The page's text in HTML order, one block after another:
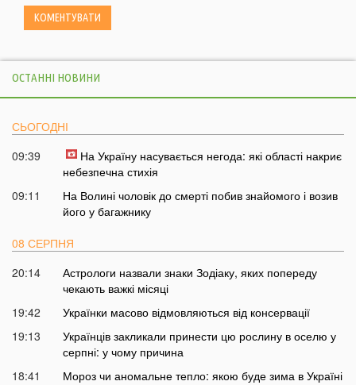
ОСТАННІ НОВИНИ
СЬОГОДНІ
09:39
На Україну насувається негода: які області накриє
небезпечна стихія
09:11
На Волині чоловік до смерті побив знайомого і возив
його у багажнику
08 СЕРПНЯ
20:14
Астрологи назвали знаки Зодіаку, яких попереду
чекають важкі місяці
19:42
Українки масово відмовляються від консервації
19:13
Українців закликали принести цю рослину в оселю у
серпні: у чому причина
18:41
Мороз чи аномальне тепло: якою буде зима в Україні